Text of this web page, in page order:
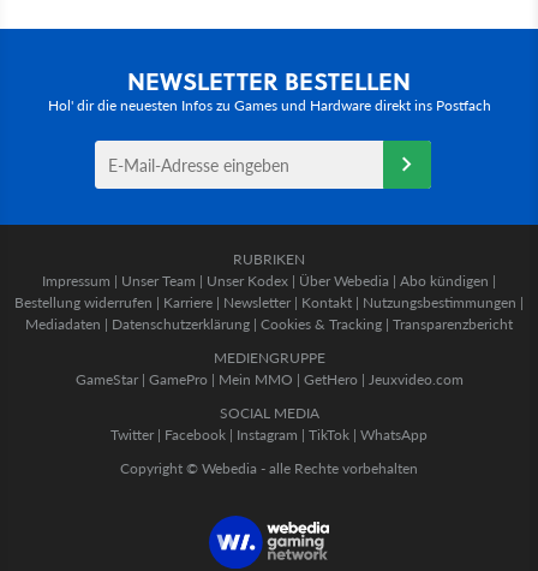
NEWSLETTER BESTELLEN
Hol' dir die neuesten Infos zu Games und Hardware direkt ins Postfach
RUBRIKEN
Impressum | Unser Team | Unser Kodex | Über Webedia | Abo kündigen |
Bestellung widerrufen | Karriere | Newsletter | Kontakt | Nutzungsbestimmungen |
Mediadaten | Datenschutzerklärung | Cookies & Tracking | Transparenzbericht
MEDIENGRUPPE
GameStar| GamePro | Mein MMO | GetHero | Jeuxvideo.com
SOCIAL MEDIA
Twitter | Facebook | Instagram | TikTok | WhatsApp
Copyright © Webedia - alle Rechte vorbehalten